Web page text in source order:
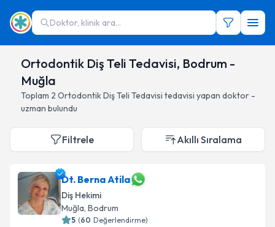
Doktor, klinik ara...
Ortodontik Diş Teli Tedavisi, Bodrum -
Muğla
Toplam 2 Ortodontik Diş Teli Tedavisi tedavisi yapan doktor -
uzman bulundu
Filtrele Akıllı Sıralama
Dt. Berna Atila
Diş Hekimi
Muğla, Bodrum
5 (60 Değerlendirme)